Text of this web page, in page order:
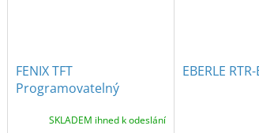
FENIX TFT
Programovatelný
displejem pro podlahové
SKLADEM ihned k odeslání
EBERLE